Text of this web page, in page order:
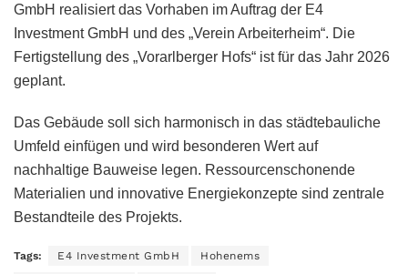
GmbH realisiert das Vorhaben im Auftrag der E4
Investment GmbH und des „Verein Arbeiterheim“. Die
Fertigstellung des „Vorarlberger Hofs“ ist für das Jahr 2026
geplant.
Das Gebäude soll sich harmonisch in das städtebauliche
Umfeld einfügen und wird besonderen Wert auf
nachhaltige Bauweise legen. Ressourcenschonende
Materialien und innovative Energiekonzepte sind zentrale
Bestandteile des Projekts.
Tags: E4 Investment GmbH Hohenems